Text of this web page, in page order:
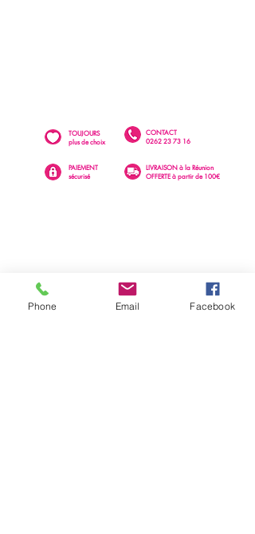
CONTACT
0262 23 73 16
TOUJOURS
plus de choix
PAIEMENT
sécurisé
LIVRAISON à la Réunion
OFFERTE à partir de 100€
Phone Email Facebook